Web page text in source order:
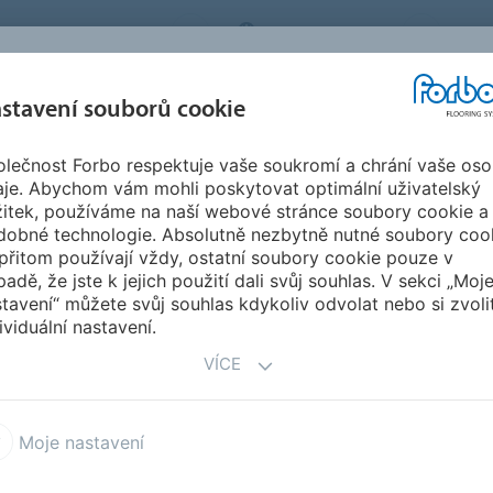
FLOORING SYSTEMS CZECH REPUBLIC
A
UDRŽITELNOST
STAHOVÁNÍ
DOKUMENTŮ
Segmenty Zdravotnictví
prostředí
souborů cookie
Forbo respektuje vaše soukromí a chrání vaše
Abychom vám mohli poskytovat optimální uživatelský
používáme na naší webové stránce soubory cookie a
technologie. Absolutně nezbytně nutné soubory
používají vždy, ostatní soubory cookie pouze v
že jste k jejich použití dali svůj souhlas. V sekci
můžete svůj souhlas kdykoliv odvolat nebo si
nastavení.
VÍCE
Moje nastavení